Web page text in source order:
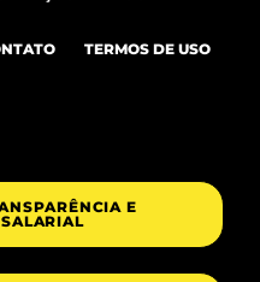
TERMOS DE USO
E